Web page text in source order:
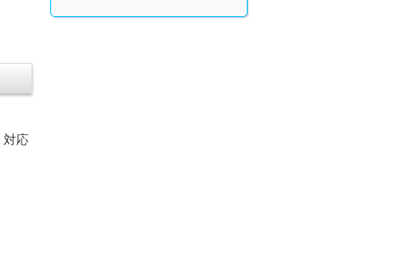
対応